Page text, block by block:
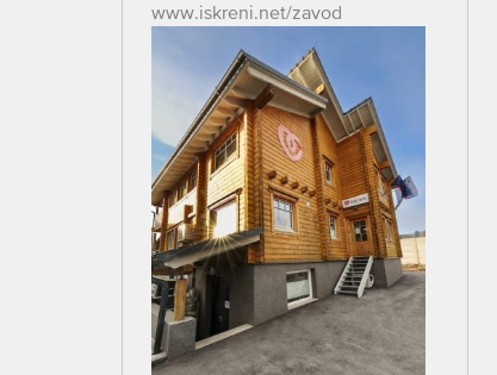
www.iskreni.net/zavod